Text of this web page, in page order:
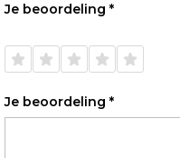
Je beoordeling *
de 5
de 5
de 5
de 5
de 5
Je beoordeling *